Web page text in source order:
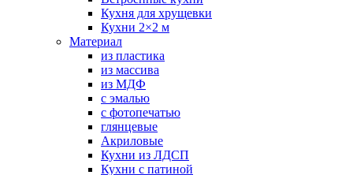
Кухня для хрущевки
Кухни 2×2 м
Материал
из пластика
из массива
из МДФ
с эмалью
с фотопечатью
глянцевые
Акриловые
Кухни из ЛДСП
Кухни с патиной